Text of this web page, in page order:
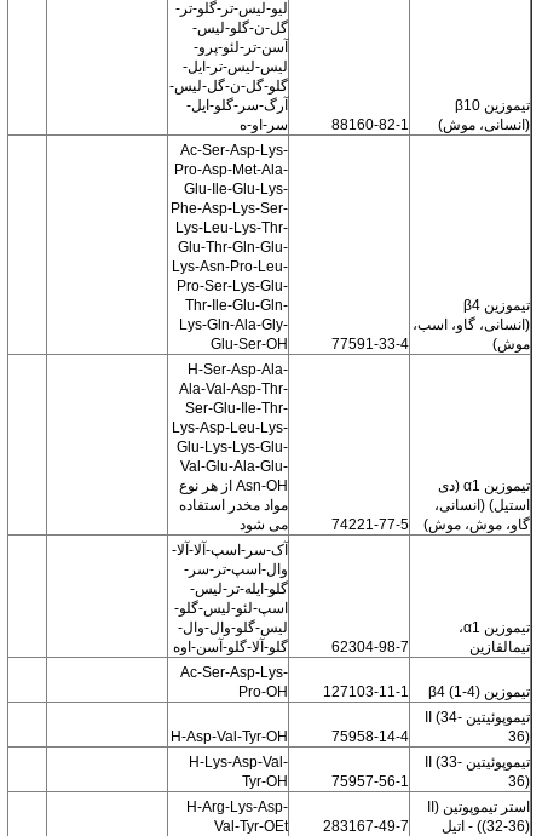
تیموزین β10
(انسانی، موش)
88160-82-1
لیو-لیس-تر-گلو-تر-
گل-ن-گلو-لیس-
آسن-تر-لئو-پرو-
لیس-لیس-تر-ایل-
گلو-گل-ن-گل-لیس-
آرگ-سر-گلو-ایل-
سر-او-ه
تیموزین β4
(انسانی، گاو، اسب،
موش)
77591-33-4
Ac-Ser-Asp-Lys-
Pro-Asp-Met-Ala-
Glu-Ile-Glu-Lys-
Phe-Asp-Lys-Ser-
Lys-Leu-Lys-Thr-
Glu-Thr-Gln-Glu-
Lys-Asn-Pro-Leu-
Pro-Ser-Lys-Glu-
Thr-Ile-Glu-Gln-
Lys-Gln-Ala-Gly-
Glu-Ser-OH
تیموزین α1 (دی
استیل) (انسانی،
گاو، موش، موش)
74221-77-5
H-Ser-Asp-Ala-
Ala-Val-Asp-Thr-
Ser-Glu-Ile-Thr-
Lys-Asp-Leu-Lys-
Glu-Lys-Lys-Glu-
Val-Glu-Ala-Glu-
Asn-OH از هر نوع
مواد مخدر استفاده
می شود
تیموزین α1،
تیمالفازین
62304-98-7
آک-سر-اسپ-آلا-آلا-
وال-اسپ-تر-سر-
گلو-ایله-تر-لیس-
اسپ-لئو-لیس-گلو-
لیس-گلو-وال-وال-
گلو-آلا-گلو-آسن-اوه
تیموزین β4 (1-4) 127103-11-1
Ac-Ser-Asp-Lys-
Pro-OH
تیموپوئیتین II (34-
36)
75958-14-4
H-Asp-Val-Tyr-OH
تیموپوئیتین II (33-
36)
75957-56-1
H-Lys-Asp-Val-
Tyr-OH
استر تیموپوتین (II
((32-36) - اتیل
283167-49-7
H-Arg-Lys-Asp-
Val-Tyr-OEt